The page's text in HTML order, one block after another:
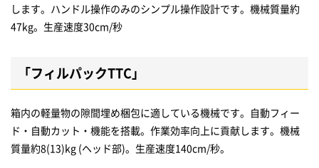
します。ハンドル操作のみのシンプル操作設計です。機械質量約
47kg。生産速度30cm/秒
「フィルパックTTC」
箱内の軽量物の隙間埋め梱包に適している機械です。自動フィー
ド・自動カット・機能を搭載。作業効率向上に貢献します。機械
質量約8(13)kg (ヘッド部)。生産速度140cm/秒。